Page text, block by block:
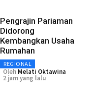
Pengrajin Pariaman
Didorong
Kembangkan Usaha
Rumahan
REGIONAL
Oleh Melati Oktawina
2 jam yang lalu